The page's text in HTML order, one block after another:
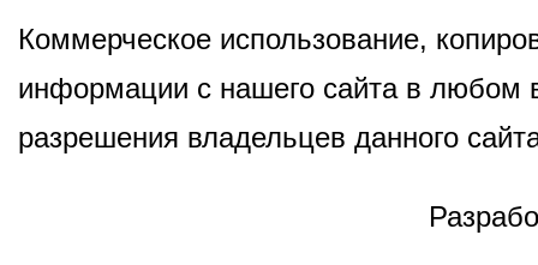
Коммерческое использование,
информации с нашего сайта в любом
разрешения владельцев данного